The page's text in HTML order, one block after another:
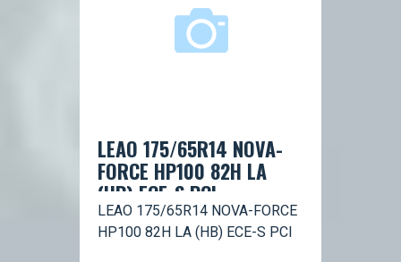
LEAO 175/65R14 NOVA-
FORCE HP100 82H LA
(HB) ECE-S PCI
LEAO 175/65R14 NOVA-FORCE
HP100 82H LA (HB) ECE-S PCI